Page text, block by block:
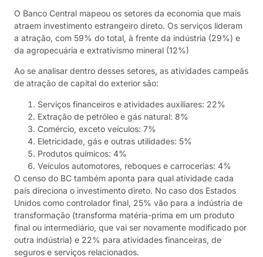
O Banco Central mapeou os setores da economia que mais
atraem investimento estrangeiro direto. Os serviços lideram
a atração, com 59% do total, à frente da indústria (29%) e
da agropecuária e extrativismo mineral (12%)
Ao se analisar dentro desses setores, as atividades campeãs
de atração de capital do exterior são:
Serviços financeiros e atividades auxiliares: 22%
Extração de petróleo e gás natural: 8%
Comércio, exceto veículos: 7%
Eletricidade, gás e outras utilidades: 5%
Produtos químicos: 4%
Veículos automotores, reboques e carrocerias: 4%
O censo do BC também aponta para qual atividade cada
país direciona o investimento direto. No caso dos Estados
Unidos como controlador final, 25% vão para a indústria de
transformação (transforma matéria-prima em um produto
final ou intermediário, que vai ser novamente modificado por
outra indústria) e 22% para atividades financeiras, de
seguros e serviços relacionados.